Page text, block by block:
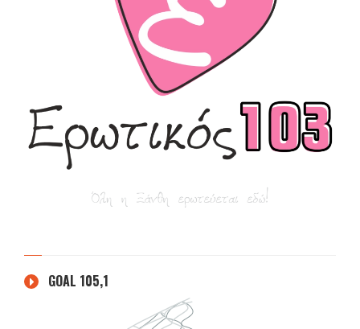
GOAL 105,1